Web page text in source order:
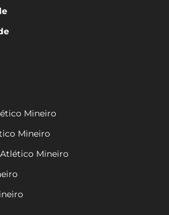
Mineiro
Mineiro
Mineiro